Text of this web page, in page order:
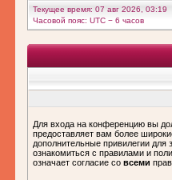
Текущее время: 07 авг 2026, 03:19
Часовой пояс: UTC − 6 часов
Для входа на конференцию вы
предоставляет вам более
дополнительные привилегии для
ознакомиться с правилами и
означает согласие со всеми